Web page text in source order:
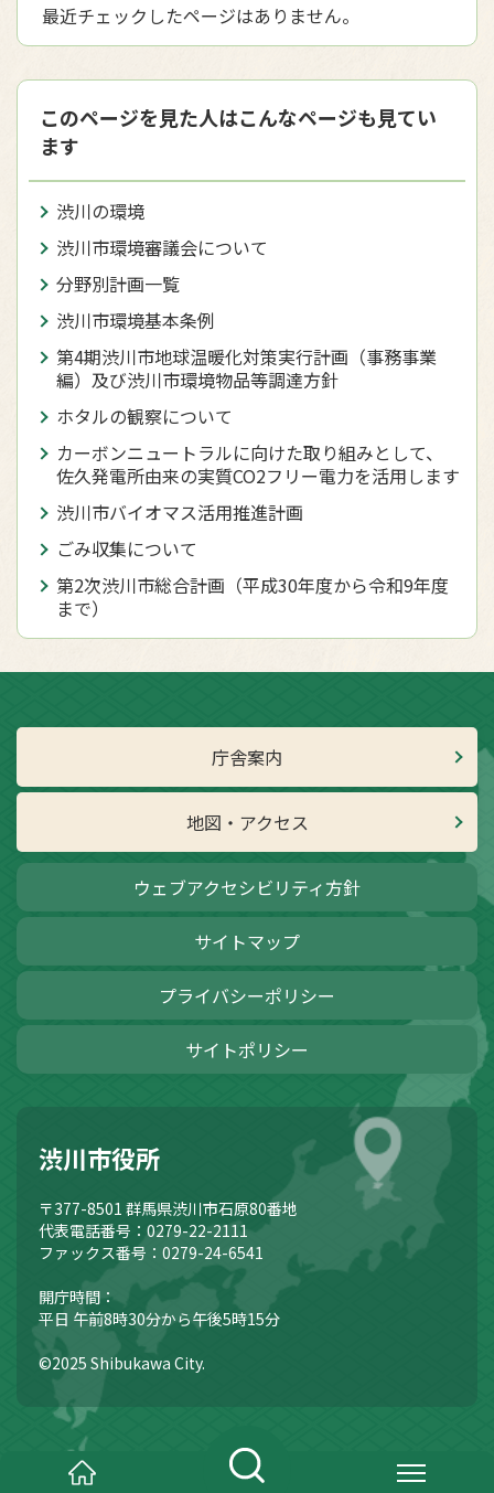
最近チェックしたページはありません。
このページを見た人はこんなページも見てい
ます
渋川の環境
渋川市環境審議会について
分野別計画一覧
渋川市環境基本条例
第4期渋川市地球温暖化対策実行計画（事務事業
編）及び渋川市環境物品等調達方針
ホタルの観察について
カーボンニュートラルに向けた取り組みとして、
佐久発電所由来の実質CO2フリー電力を活用します
渋川市バイオマス活用推進計画
ごみ収集について
第2次渋川市総合計画（平成30年度から令和9年度
まで）
庁舎案内
地図・アクセス
ウェブアクセシビリティ方針
サイトマップ
プライバシーポリシー
サイトポリシー
渋川市役所
〒377-8501 群馬県渋川市石原80番地
代表電話番号：0279-22-2111
ファックス番号：0279-24-6541
開庁時間：
平日 午前8時30分から午後5時15分
©2025 Shibukawa City.